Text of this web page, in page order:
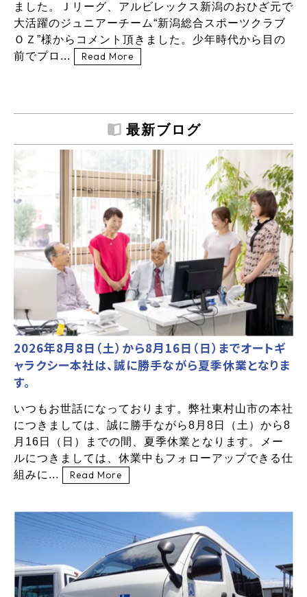
ました。Ｊリーグ、アルビレックス新潟のおひざ元で
大活躍のジュニアーチーム“新潟総合スポーツクラブ
ＯＺ”様からコメント頂きました。少年時代から目の
前でプロ...
Read More
最新ブログ
2026年8月8日（土）から8月16日（日）までオートギ
ャラクシー本社は、誠に勝手ながら夏季休業となりま
す。
いつもお世話になっております。弊社東村山市の本社
につきましては、誠に勝手ながら8月8日（土）から8
月16日（日）までの間、夏季休業となります。メー
ルにつきましては、休業中もフォローアップできる仕
組みに...
Read More